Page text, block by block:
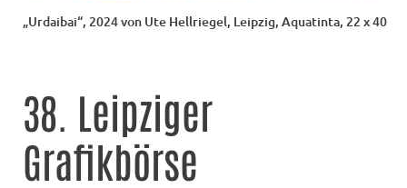
„Urdaibai“, 2024 von Ute Hellriegel, Leipzig, Aquatinta, 22 x 40
38. Leipziger
Grafikbörse